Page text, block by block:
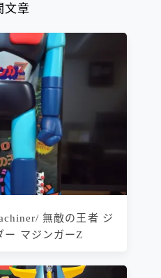
文章
無敵の王者 ジ
ー マジンガーZ